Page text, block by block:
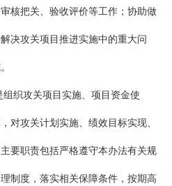
核把关、验收评价等工作；协助做
决攻关项目推进实施中的重大问
织攻关项目实施、项目资金使
对攻关计划实施、绩效目标实现、
要职责包括严格遵守本办法有关规
制度，落实相关保障条件，按期高